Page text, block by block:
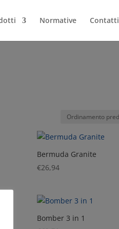
Normative Contatti
Bermuda Granite
€26,94
Bomber 3 in 1